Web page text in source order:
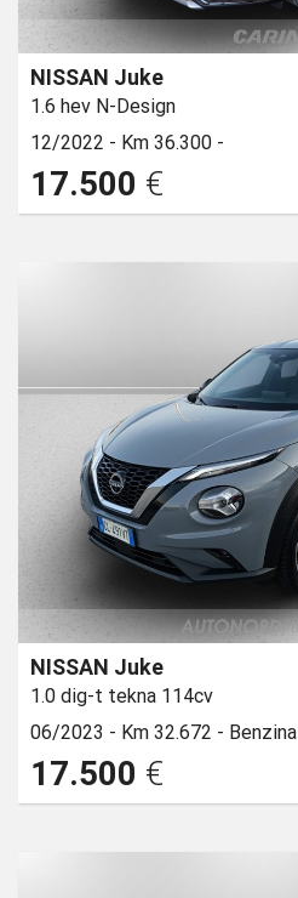
NISSAN Juke
1.6 hev N-Design
12/2022 - Km 36.300 -
17.500 €
NISSAN Juke
1.0 dig-t tekna 114cv
06/2023 - Km 32.672 - Benzina
17.500 €